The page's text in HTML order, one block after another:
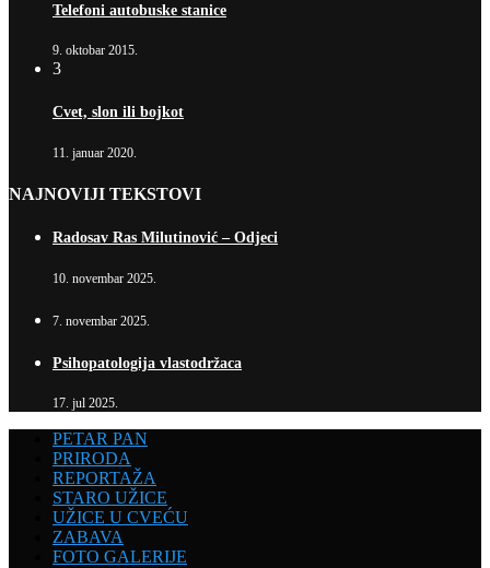
Telefoni autobuske stanice
9. oktobar 2015.
3
Cvet, slon ili bojkot
11. januar 2020.
NAJNOVIJI TEKSTOVI
Radosav Ras Milutinović – Odjeci
10. novembar 2025.
7. novembar 2025.
Psihopatologija vlastodržaca
17. jul 2025.
PETAR PAN
PRIRODA
REPORTAŽA
STARO UŽICE
UŽICE U CVEĆU
ZABAVA
FOTO GALERIJE